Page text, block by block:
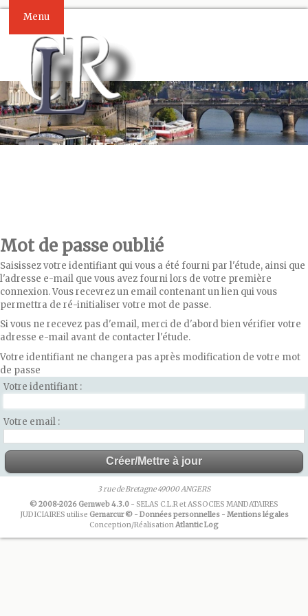
Menu
Mot de passe oublié
Saisissez votre identifiant qui vous a été fourni par l'étude, ainsi que
l'adresse e-mail que vous avez fourni lors de votre première
connexion. Vous recevrez un email contenant un lien qui vous
permettra de ré-initialiser votre mot de passe.
Si vous ne recevez pas d'email, merci de d'abord bien vérifier votre
adresse e-mail avant de contacter l'étude.
Votre identifiant ne changera pas après modification de votre mot
de passe
Votre identifiant
Votre email
3 rue de Bretagne 49000 ANGERS
© 2008-2026 Gemweb 4.3.0 - SELAS C.L.R et ASSOCIES MANDATAIRES
JUDICIAIRES utilise Gemarcur ©- Données personnelles- Mentions légales
Conception/RéalisationAtlantic Log